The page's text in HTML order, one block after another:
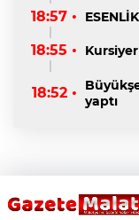
18:57 •
18:55 •
18:52 • yaptı